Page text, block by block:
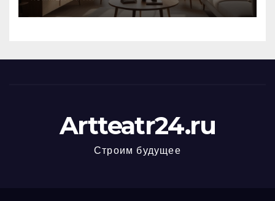
Artteatr24.ru
Строим будущее